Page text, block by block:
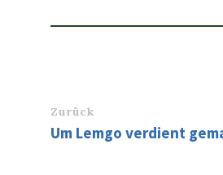
Zurück
Um Lemgo verdient